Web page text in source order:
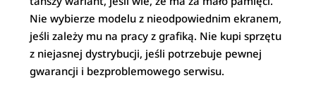
Nie wybierze modelu z nieodpowiednim ekranem,
jeśli zależy mu na pracy z grafiką. Nie kupi sprzętu
z niejasnej dystrybucji, jeśli potrzebuje pewnej
gwarancji i bezproblemowego serwisu.